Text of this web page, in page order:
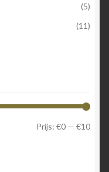
(5)
(11)
Min.
Max.
Prijs: €0 — €10